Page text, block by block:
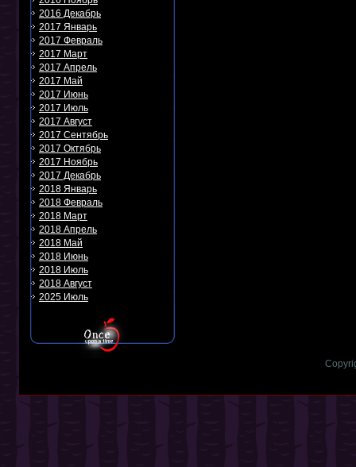
2016 Декабрь
2017 Январь
2017 Февраль
2017 Март
2017 Апрель
2017 Май
2017 Июнь
2017 Июль
2017 Август
2017 Сентябрь
2017 Октябрь
2017 Ноябрь
2017 Декабрь
2018 Январь
2018 Февраль
2018 Март
2018 Апрель
2018 Май
2018 Июнь
2018 Июль
2018 Август
2025 Июль